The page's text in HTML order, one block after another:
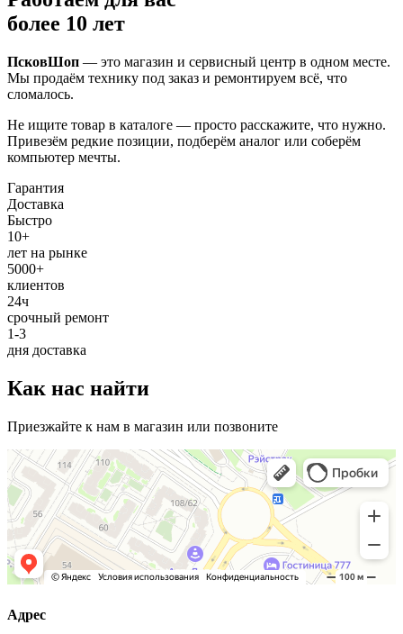
более 10 лет
ПсковШоп — это магазин и сервисный центр в одном месте.
Мы продаём технику под заказ и ремонтируем всё, что
сломалось.
Не ищите товар в каталоге — просто расскажите, что нужно.
Привезём редкие позиции, подберём аналог или соберём
компьютер мечты.
Гарантия
Доставка
Быстро
10+
лет на рынке
5000+
клиентов
24ч
срочный ремонт
1-3
дня доставка
Как нас найти
Приезжайте к нам в магазин или позвоните
Адрес